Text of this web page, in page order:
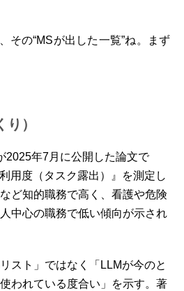
その“MSが出した一覧”ね。まず
）
2025年7月に公開した論文で
用度（タスク露出）』を測定し
ど知的職務で高く、看護や危険
中心の職務で低い傾向が示され
スト」ではなく「LLMが今のと
われている度合い」を示す。著